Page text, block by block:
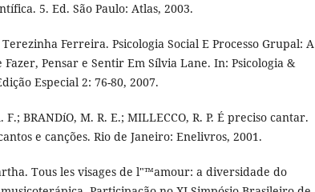
5. Ed. São Paulo: Atlas, 2003.
Ferreira. Psicologia Social E Processo Grupal: A
Pensar e Sentir Em Sí­lvia Lane. In: Psicologia &
Especial 2: 76-80, 2007.
F.; BRANDíO, M. R. E.; MILLECCO, R. P. É preciso cantar.
e canções. Rio de Janeiro: Enelivros, 2001.
Tous les visages de l"™amour: a diversidade do